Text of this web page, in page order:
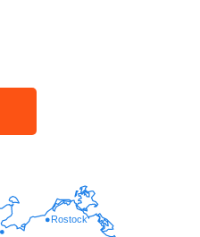
Rostock